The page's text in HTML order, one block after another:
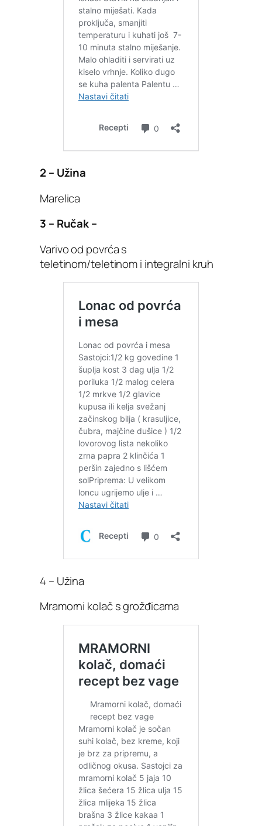
2 – Užina
Marelica
3 – Ručak –
Varivo od povrća s
teletinom/teletinom i integralni kruh
4 – Užina
Mramorni kolač s grožđicama